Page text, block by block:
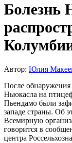
Болезнь
Автор: Юлия
После обнаружения
Ньюкасла на
Пьендамо были
западе страны. Об
Всемирную
говорится в
центра